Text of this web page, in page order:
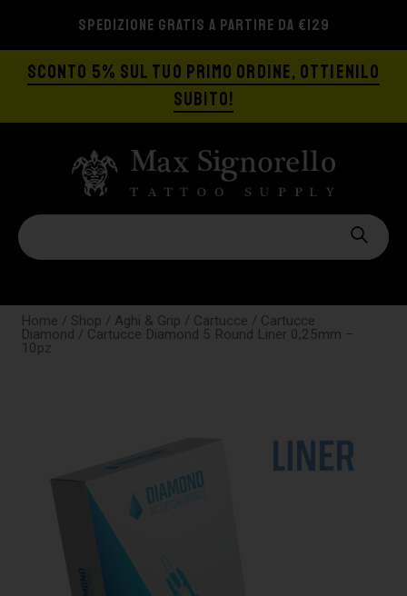
SPEDIZIONE GRATIS A PARTIRE DA €129
SCONTO 5% SUL TUO PRIMO ORDINE, OTTIENILO
SUBITO!
Home / Shop / Aghi & Grip / Cartucce / Cartucce
Diamond / Cartucce Diamond 5 Round Liner 0,25mm –
10pz